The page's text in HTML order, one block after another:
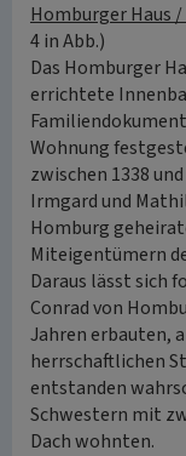
Homburger Haus
4 in Abb.)
Das Homburger
errichtete
Wohnung
zwischen 1338
Irmgard und
Homburg
Miteigentümern
Daraus lässt sich
Conrad von
Jahren erbauten,
herrschaftlichen
entstanden
Schwestern mit
Dach wohnten.